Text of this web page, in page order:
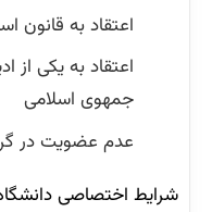
اعتقاد به قانون
اعتقاد به یکی از
جمهوی اسلامی
عدم عضویت در
شرایط اختصاصی دانشگاه